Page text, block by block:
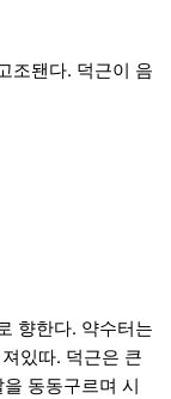
조됀다. 덕근이 음
향한다. 약수터는
있따. 덕근은 큰
동동구르며 시